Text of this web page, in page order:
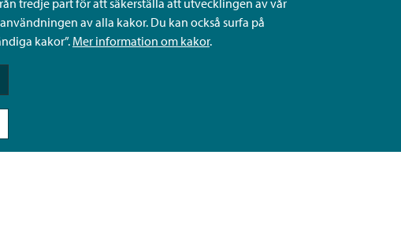
tredje part för att säkerställa att utvecklingen av vår
av alla kakor. Du kan också surfa på
kakor”. Mer information om kakor.
Ge anonym respons
Ställ en fråga eller sköta ditt ärende